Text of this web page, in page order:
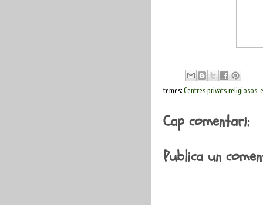
temes: Centres privats religiosos,
Cap comentari:
Publica un